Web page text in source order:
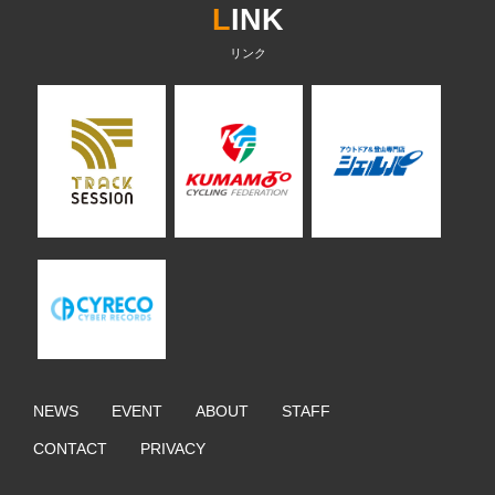
LINK
NEWS EVENT ABOUT STAFF
CONTACT PRIVACY